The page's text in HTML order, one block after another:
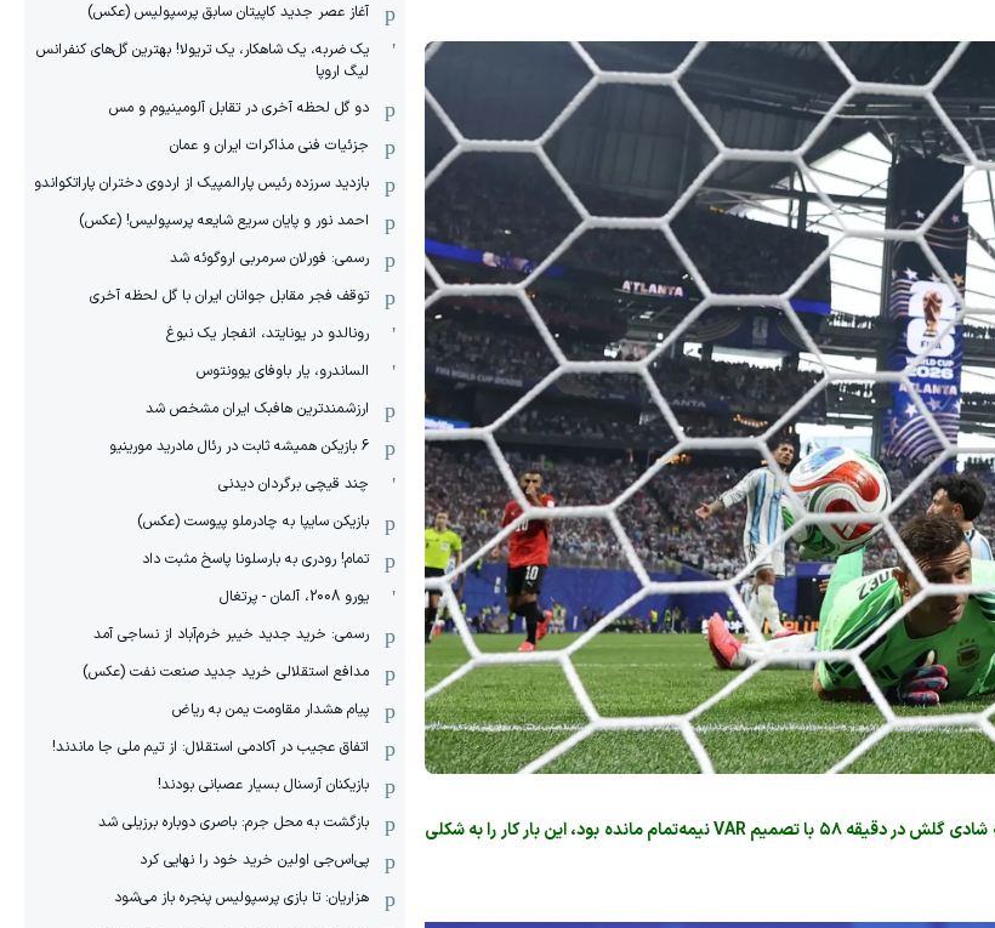
این بهترین پاسخ زیکو به بدشانسی چند دقیقه قبل بود. مهاجمی که شادی گلش در دقیقه ۵۸ با تصمیم VAR نیمه‌تمام مانده بود، این بار کار را به شکلی
آغاز عصر جدید کاپیتان سابق پرسپولیس (عکس)
یک ضربه، یک شاهکار، یک تریولا! بهترین گل‌های کنفرانس
لیگ اروپا
دو گل لحظه آخری در تقابل آلومینیوم و مس
جزئیات فنی مذاکرات ایران و عمان
بازدید سرزده رئیس پارالمپیک از اردوی دختران پاراتکواندو
احمد نور و پایان سریع شایعه پرسپولیس! (عکس)
رسمی: فورلان سرمربی اروگوئه شد
توقف فجر مقابل جوانان ایران با گل لحظه آخری
رونالدو در یونایتد، انفجار یک نبوغ
الساندرو، یار باوفای یوونتوس
ارزشمندترین هافبک ایران مشخص شد
6 بازیکن همیشه ثابت در رئال مادرید مورینیو
چند قیچی برگردان دیدنی
بازیکن سایپا به چادرملو پیوست (عکس)
تمام! رودری به بارسلونا پاسخ مثبت داد
یورو 2008، آلمان - پرتغال
رسمی: خرید جدید خیبر خرم‌آباد از نساجی آمد
مدافع استقلالی خرید جدید صنعت نفت (عکس)
پیام هشدار مقاومت یمن به ریاض
اتفاق عجیب در آکادمی استقلال: از تیم ملی جا ماندند!
بازیکنان آرسنال بسیار عصبانی بودند!
بازگشت به محل جرم: باصری دوباره برزیلی شد
پی‌اس‌جی اولین خرید خود را نهایی کرد
هزاریان: تا بازی پرسپولیس پنجره باز می‌شود